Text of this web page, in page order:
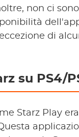
non ci
di
su PS4/
Starz Play